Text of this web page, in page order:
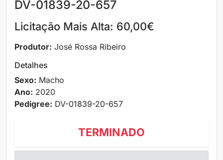
DV-01839-20-657
Licitação Mais Alta: 60,00€
Produtor: José Rossa Ribeiro
Detalhes
Sexo: Macho
Ano: 2020
Pedigree: DV-01839-20-657
TERMINADO